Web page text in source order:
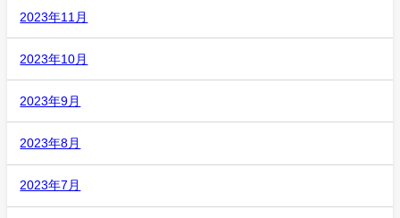
2023年11月
2023年10月
2023年9月
2023年8月
2023年7月